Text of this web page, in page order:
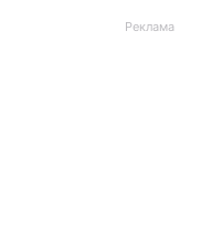
Реклама